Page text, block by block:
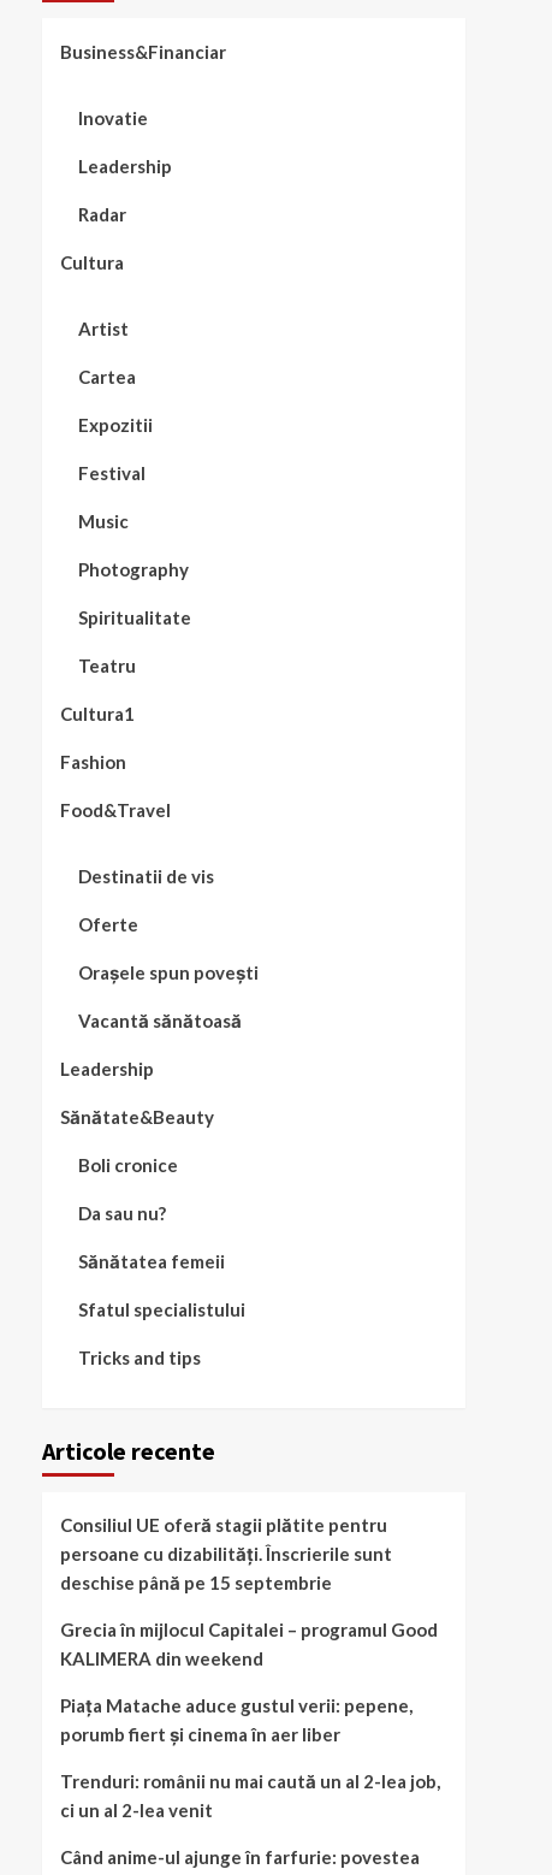
Business&Financiar
Inovatie
Leadership
Radar
Cultura
Artist
Cartea
Expozitii
Festival
Music
Photography
Spiritualitate
Teatru
Cultura1
Fashion
Food&Travel
Destinatii de vis
Oferte
Orașele spun povești
Vacantă sănătoasă
Leadership
Sănătate&Beauty
Boli cronice
Da sau nu?
Sănătatea femeii
Sfatul specialistului
Tricks and tips
Articole recente
Consiliul UE oferă stagii plătite pentru
persoane cu dizabilități. Înscrierile sunt
deschise până pe 15 septembrie
Grecia în mijlocul Capitalei – programul Good
KALIMERA din weekend
Piața Matache aduce gustul verii: pepene,
porumb fiert și cinema în aer liber
Trenduri: românii nu mai caută un al 2-lea job,
ci un al 2-lea venit
Când anime-ul ajunge în farfurie: povestea